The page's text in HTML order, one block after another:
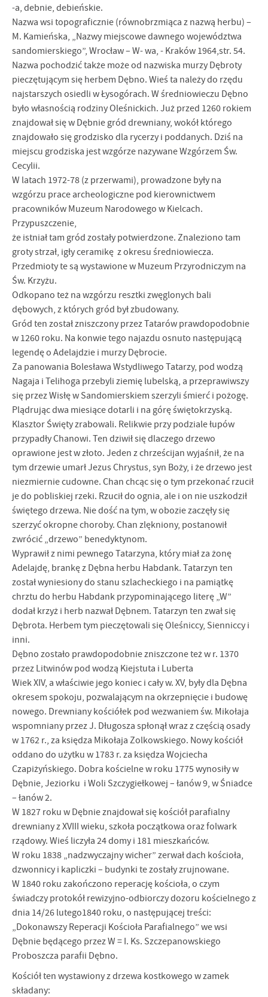
-a, debnie, debieńskie.
Nazwa wsi topograficznie (równobrzmiąca z nazwą herbu) –
M. Kamieńska, „Nazwy miejscowe dawnego województwa
sandomierskiego”, Wrocław – W- wa, - Kraków 1964,str. 54.
Nazwa pochodzić także może od nazwiska murzy Dębroty
pieczętującym się herbem Dębno. Wieś ta należy do rzędu
najstarszych osiedli w Łysogórach. W średniowieczu Dębno
było własnością rodziny Oleśnickich. Już przed 1260 rokiem
znajdował się w Dębnie gród drewniany, wokół którego
znajdowało się grodzisko dla rycerzy i poddanych. Dziś na
miejscu grodziska jest wzgórze nazywane Wzgórzem Św.
Cecylii.
W latach 1972-78 (z przerwami), prowadzone były na
wzgórzu prace archeologiczne pod kierownictwem
pracowników Muzeum Narodowego w Kielcach.
Przypuszczenie,
że istniał tam gród zostały potwierdzone. Znaleziono tam
groty strzał, igły ceramikę z okresu średniowiecza.
Przedmioty te są wystawione w Muzeum Przyrodniczym na
Św. Krzyżu.
Odkopano też na wzgórzu resztki zwęglonych bali
dębowych, z których gród był zbudowany.
Gród ten został zniszczony przez Tatarów prawdopodobnie
w 1260 roku. Na konwie tego najazdu osnuto następującą
legendę o Adelajdzie i murzy Dębrocie.
Za panowania Bolesława Wstydliwego Tatarzy, pod wodzą
Nagaja i Telihoga przebyli ziemię lubelską, a przeprawiwszy
się przez Wisłę w Sandomierskiem szerzyli śmierć i pożogę.
Plądrując dwa miesiące dotarli i na górę świętokrzyską.
Klasztor Święty zrabowali. Relikwie przy podziale łupów
przypadły Chanowi. Ten dziwił się dlaczego drzewo
oprawione jest w złoto. Jeden z chrześcijan wyjaśnił, że na
tym drzewie umarł Jezus Chrystus, syn Boży, i że drzewo jest
niezmiernie cudowne. Chan chcąc się o tym przekonać rzucił
je do pobliskiej rzeki. Rzucił do ognia, ale i on nie uszkodził
świętego drzewa. Nie dość na tym, w obozie zaczęły się
szerzyć okropne choroby. Chan zlękniony, postanowił
zwrócić „drzewo” benedyktynom.
Wyprawił z nimi pewnego Tatarzyna, który miał za żonę
Adelajdę, brankę z Dębna herbu Habdank. Tatarzyn ten
został wyniesiony do stanu szlacheckiego i na pamiątkę
chrztu do herbu Habdank przypominającego literę „W”
dodał krzyż i herb nazwał Dębnem. Tatarzyn ten zwał się
Dębrota. Herbem tym pieczętowali się Oleśniccy, Sienniccy i
inni.
Dębno zostało prawdopodobnie zniszczone też w r. 1370
przez Litwinów pod wodzą Kiejstuta i Luberta
Wiek XIV, a właściwie jego koniec i cały w. XV, były dla Dębna
okresem spokoju, pozwalającym na okrzepnięcie i budowę
nowego. Drewniany kościółek pod wezwaniem św. Mikołaja
wspomniany przez J. Długosza spłonął wraz z częścią osady
w 1762 r., za księdza Mikołaja Zolkowskiego. Nowy kościół
oddano do użytku w 1783 r. za księdza Wojciecha
Czapiżyńskiego. Dobra kościelne w roku 1775 wynosiły w
Dębnie, Jeziorku i Woli Szczygiełkowej – łanów 9, w Śniadce
– łanów 2.
W 1827 roku w Dębnie znajdował się kościół parafialny
drewniany z XVIII wieku, szkoła początkowa oraz folwark
rządowy. Wieś liczyła 24 domy i 181 mieszkańców.
W roku 1838 „nadzwyczajny wicher” zerwał dach kościoła,
dzwonnicy i kapliczki – budynki te zostały zrujnowane.
W 1840 roku zakończono reperację kościoła, o czym
świadczy protokół rewizyjno-odbiorczy dozoru kościelnego z
dnia 14/26 lutego1840 roku, o następującej treści:
„Dokonawszy Reperacji Kościoła Parafialnego” we wsi
Dębnie będącego przez W = I. Ks. Szczepanowskiego
Proboszcza parafii Dębno.
Kościół ten wystawiony z drzewa kostkowego w zamek
składany: